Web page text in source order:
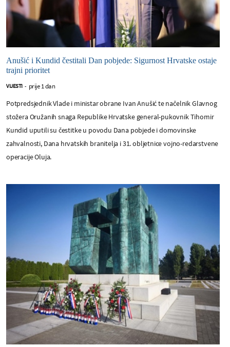
Anušić i Kundid čestitali Dan pobjede: Sigurnost Hrvatske ostaje
trajni prioritet
VIJESTI - prije 1 dan
Potpredsjednik Vlade i ministar obrane Ivan Anušić te načelnik Glavnog
stožera Oružanih snaga Republike Hrvatske general-pukovnik Tihomir
Kundid uputili su čestitke u povodu Dana pobjede i domovinske
zahvalnosti, Dana hrvatskih branitelja i 31. obljetnice vojno-redarstvene
operacije Oluja.